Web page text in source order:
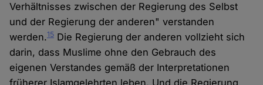
Verhältnisses zwischen der Regierung des Selbst
und der Regierung der anderen" verstanden
werden.15 Die Regierung der anderen vollzieht sich
darin, dass Muslime ohne den Gebrauch des
eigenen Verstandes gemäß der Interpretationen